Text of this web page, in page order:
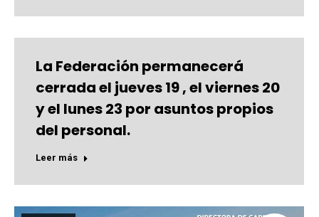
La Federación permanecerá
cerrada el jueves 19 , el viernes 20
y el lunes 23 por asuntos propios
del personal.
Leer más